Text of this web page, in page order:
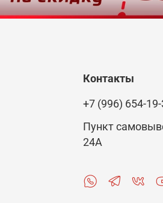
Контакты
+7 (996) 654-
Пункт
24А